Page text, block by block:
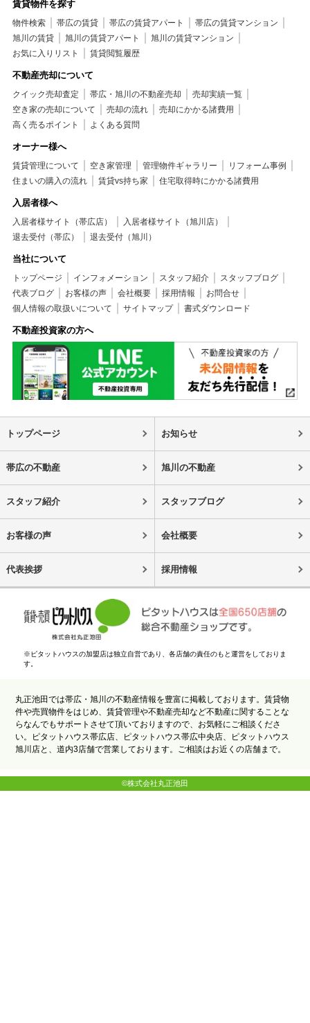
賃貸物件を探す
物件検索 帯広の賃貸 帯広の賃貸アパート
帯広の賃貸マンション
旭川の賃貸
旭川の賃貸アパート
旭川の賃貸マンション
お気に入りリスト
賃貸閲覧履歴
不動産売却について
クイック売却査定 帯広・旭川の不動産売却
売却実績一覧
空き家の売却について
売却の流れ
売却にかかる諸費用
高く売るポイント
よくある質問
オーナー様へ
賃貸管理について 空き家管理 管理物件ギャラリー
リフォーム事例
住まいの購入の流れ
賃貸vs持ち家 住宅取得時にかかる諸費用
入居者様へ
入居者様サイト（帯広店）
入居者様サイト（旭川店）
退去受付（帯広）
退去受付（旭川）
当社について
トップページ インフォメーション スタッフ紹介
スタッフブログ
代表ブログ
お客様の声 会社概要 採用情報
お問合せ
個人情報の取扱いについて
サイトマップ 書式ダウンロード
不動産投資家の方へ
トップページ お知らせ
帯広の不動産 旭川の不動産
スタッフ紹介 スタッフブログ
お客様の声 会社概要
代表挨拶 採用情報
※ピタットハウスの加盟店は独立自営であり、各店舗の責任のもと運営をしておりま
す。
丸正池田では帯広・旭川の不動産情報を豊富に掲載しております。賃貸物
件や売買物件をはじめ、賃貸管理や不動産売却など不動産に関することな
らなんでもサポートさせて頂いておりますので、お気軽にご相談くださ
い。ピタットハウス帯広店、ピタットハウス帯広中央店、ピタットハウス
旭川店と、道内3店舗で営業しております。ご相談はお近くの店舗まで。
©株式会社丸正池田